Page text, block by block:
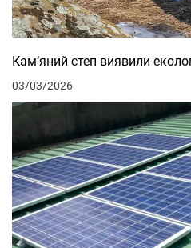
Кам’яний степ виявили
03/03/2026